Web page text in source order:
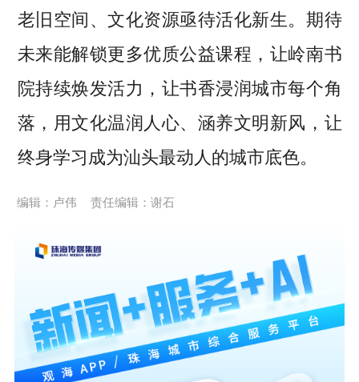
老旧空间、文化资源亟待活化新生。期待
未来能解锁更多优质公益课程，让岭南书
院持续焕发活力，让书香浸润城市每个角
落，用文化温润人心、涵养文明新风，让
终身学习成为汕头最动人的城市底色。
编辑：卢伟 责任编辑：谢石